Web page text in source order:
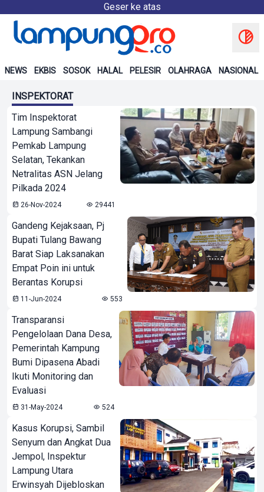
Geser ke atas
NEWS EKBIS SOSOK HALAL PELESIR OLAHRAGA NASIONAL
INSPEKTORAT
Tim Inspektorat
Lampung Sambangi
Pemkab Lampung
Selatan, Tekankan
Netralitas ASN Jelang
Pilkada 2024
26-Nov-2024 29441
Gandeng Kejaksaan, Pj
Bupati Tulang Bawang
Barat Siap Laksanakan
Empat Poin ini untuk
Berantas Korupsi
11-Jun-2024 553
Transparansi
Pengelolaan Dana Desa,
Pemerintah Kampung
Bumi Dipasena Abadi
Ikuti Monitoring dan
Evaluasi
31-May-2024 524
Kasus Korupsi, Sambil
Senyum dan Angkat Dua
Jempol, Inspektur
Lampung Utara
Erwinsyah Dijebloskan